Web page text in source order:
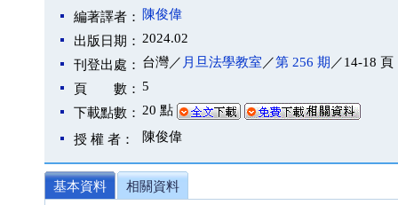
編著譯者：
陳俊偉
出版日期： 2024.02
刊登出處： 台灣／ 月旦法學教室 ／第 256 期 ／14-18 頁
頁 數： 5
下載點數： 20 點
授 權 者： 陳俊偉
基本資料
相關資料